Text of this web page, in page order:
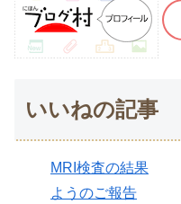
いいねの記事
MRI検査の結果
ようのご報告